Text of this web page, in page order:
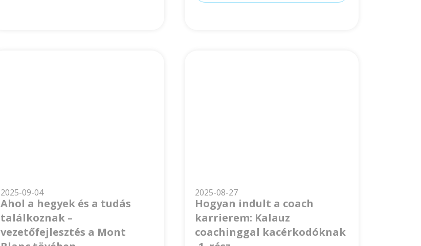
2025-09-04
Ahol a hegyek és a tudás
találkoznak –
vezetőfejlesztés a Mont
2025-08-27
Hogyan indult a coach
karrierem: Kalauz
coachinggal kacérkodóknak